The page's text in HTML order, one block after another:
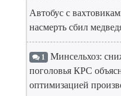
Автобус с
насмерть сбил
1 Минсельхоз:
поголовья КРС
оптимизацией